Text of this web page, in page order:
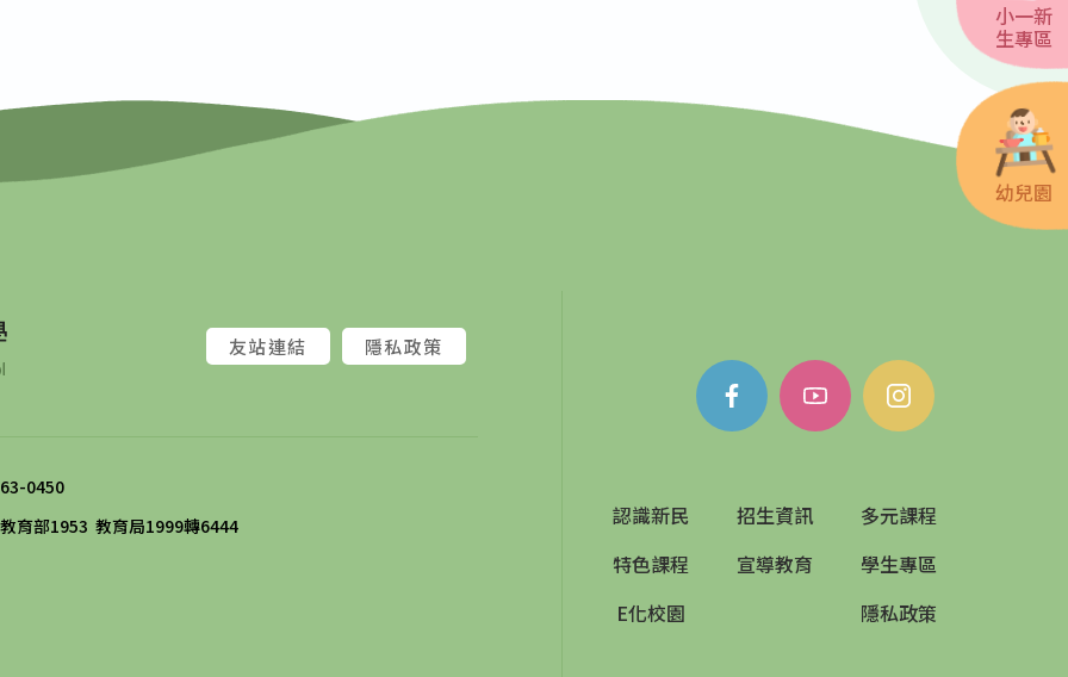
小一新
生專區
幼兒園
友站連結 隱私政策
0450
教育部1953 教育局1999轉6444
認識新民 招生資訊
多元課程
特色課程
宣導教育
學生專區
E化校園
隱私政策